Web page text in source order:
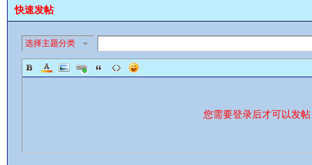
快速发帖
选择主题分类
您需要登录后才可以发